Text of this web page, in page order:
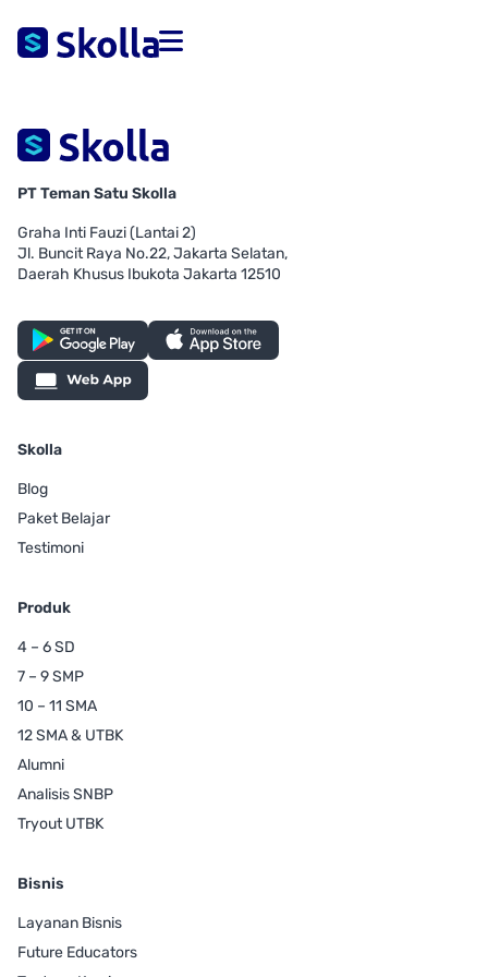
PT Teman Satu Skolla
Graha Inti Fauzi (Lantai 2)
Jl. Buncit Raya No.22, Jakarta Selatan,
Daerah Khusus Ibukota Jakarta 12510
Skolla
Blog
Paket Belajar
Testimoni
Produk
4 – 6 SD
7 – 9 SMP
10 – 11 SMA
12 SMA & UTBK
Alumni
Analisis SNBP
Tryout UTBK
Bisnis
Layanan Bisnis
Future Educators